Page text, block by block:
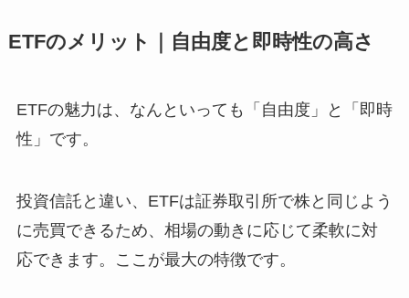
ETFのメリット｜自由度と即時性の高さ
ETFの魅力は、なんといっても「自由度」と「即時
性」です。
投資信託と違い、ETFは証券取引所で株と同じよう
に売買できるため、相場の動きに応じて柔軟に対
応できます。ここが最大の特徴です。